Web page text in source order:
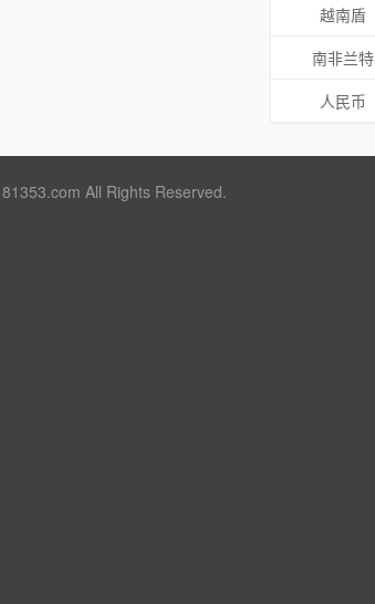
越南盾
南非兰特
人民币
All Rights Reserved.